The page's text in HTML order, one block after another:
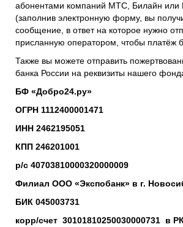
абонентами компаний МТС, Билайн или
(заполнив электронную форму, вы
сообщение, в ответ на которое нужно
присланную оператором, чтобы платёж
Также вы можете отправить
банка России на реквизиты нашего
БФ «Добро24.ру»
ОГРН 1112400001471
ИНН 2462195051
КПП 246201001
р/с 40703810000320000009
Филиал ООО «Экспобанк» в г.
БИК 045003731
корр/счет 30101810250030000731 в